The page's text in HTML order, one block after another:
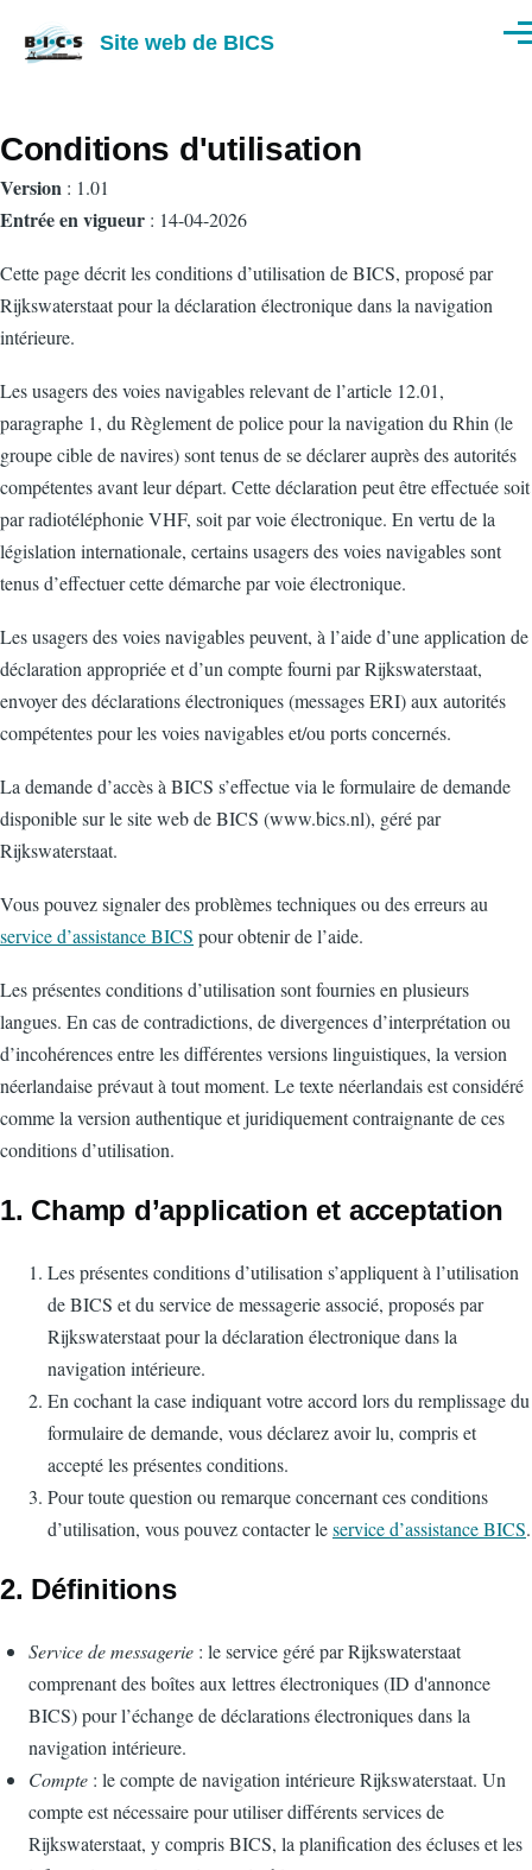
Site web de BICS
Conditions d'utilisation
Version : 1.01
Entrée en vigueur : 14-04-2026
Cette page décrit les conditions d’utilisation de BICS, proposé par
Rijkswaterstaat pour la déclaration électronique dans la navigation
intérieure.
Les usagers des voies navigables relevant de l’article 12.01,
paragraphe 1, du Règlement de police pour la navigation du Rhin (le
groupe cible de navires) sont tenus de se déclarer auprès des autorités
compétentes avant leur départ. Cette déclaration peut être effectuée soit
par radiotéléphonie VHF, soit par voie électronique. En vertu de la
législation internationale, certains usagers des voies navigables sont
tenus d’effectuer cette démarche par voie électronique.
Les usagers des voies navigables peuvent, à l’aide d’une application de
déclaration appropriée et d’un compte fourni par Rijkswaterstaat,
envoyer des déclarations électroniques (messages ERI) aux autorités
compétentes pour les voies navigables et/ou ports concernés.
La demande d’accès à BICS s’effectue via le formulaire de demande
disponible sur le site web de BICS (www.bics.nl), géré par
Rijkswaterstaat.
Vous pouvez signaler des problèmes techniques ou des erreurs au
service d’assistance BICS pour obtenir de l’aide.
Les présentes conditions d’utilisation sont fournies en plusieurs
langues. En cas de contradictions, de divergences d’interprétation ou
d’incohérences entre les différentes versions linguistiques, la version
néerlandaise prévaut à tout moment. Le texte néerlandais est considéré
comme la version authentique et juridiquement contraignante de ces
conditions d’utilisation.
1. Champ d’application et acceptation
Les présentes conditions d’utilisation s’appliquent à l’utilisation
de BICS et du service de messagerie associé, proposés par
Rijkswaterstaat pour la déclaration électronique dans la
navigation intérieure.
En cochant la case indiquant votre accord lors du remplissage du
formulaire de demande, vous déclarez avoir lu, compris et
accepté les présentes conditions.
Pour toute question ou remarque concernant ces conditions
d’utilisation, vous pouvez contacter leservice d’assistance BICS.
2. Définitions
Service de messagerie : le service géré par Rijkswaterstaat
comprenant des boîtes aux lettres électroniques (ID d'annonce
BICS) pour l’échange de déclarations électroniques dans la
navigation intérieure.
Compte : le compte de navigation intérieure Rijkswaterstaat. Un
compte est nécessaire pour utiliser différents services de
Rijkswaterstaat, y compris BICS, la planification des écluses et les